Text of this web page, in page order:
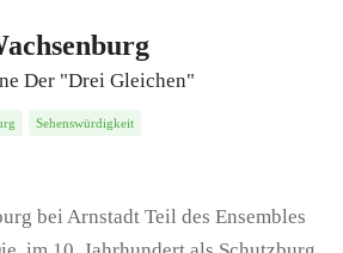
REIHENFOLGE
Der "Drei Gleichen"
Sehenswürdigkeit
bei Arnstadt Teil des Ensembles